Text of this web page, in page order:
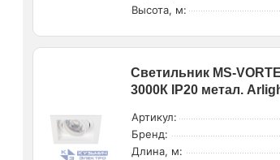
Высота, м:
Светильник MS-
3000К IP20 метал.
Артикул:
Бренд:
Длина, м: